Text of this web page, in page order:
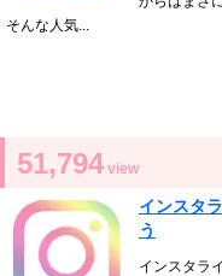
そんな人気...
51,794 view
インスタ
う
インスタラ